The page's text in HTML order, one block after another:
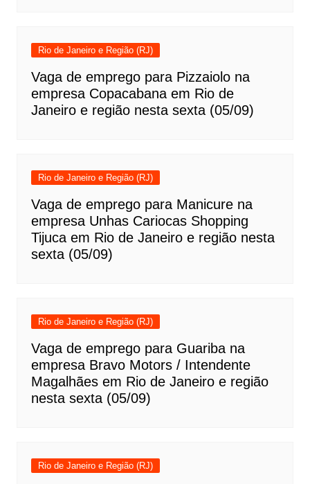
Rio de Janeiro e Região (RJ)
Vaga de emprego para Pizzaiolo na
empresa Copacabana em Rio de
Janeiro e região nesta sexta (05/09)
Rio de Janeiro e Região (RJ)
Vaga de emprego para Manicure na
empresa Unhas Cariocas Shopping
Tijuca em Rio de Janeiro e região nesta
sexta (05/09)
Rio de Janeiro e Região (RJ)
Vaga de emprego para Guariba na
empresa Bravo Motors / Intendente
Magalhães em Rio de Janeiro e região
nesta sexta (05/09)
Rio de Janeiro e Região (RJ)